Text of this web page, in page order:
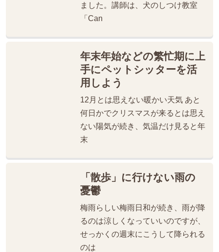
ました。講師は、犬のしつけ教室
「Can
年末年始などの繁忙期に上
手にペットシッターを活
用しよう
12月とは思えない暖かい天気 あと
何日かでクリスマスが来るとは思え
ない陽気が続き、気温だけ見ると年
末
「散歩」に行けない雨の
憂鬱
梅雨らしい梅雨日和が続き、雨が降
るのは涼しくなっていいのですが、
せっかくの週末にこうして降られる
のは